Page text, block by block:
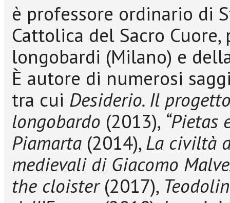
è professore ordinario di
Cattolica del Sacro
longobardi (Milano) e
È autore di numerosi
tra cui Desiderio. Il
longobardo (2013), “Pietas
Piamarta (2014),La civiltà
medievali di Giacomo
the cloister(2017),